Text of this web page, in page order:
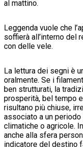
al mattino.
Leggenda vuole che
soffierà all’interno del
con delle vele.
La lettura dei segni è
oralmente. Se i
ben strutturati, la
prosperità, bel tempo
risultano più chiuse,
associato a un
climatiche o agricole.
anche alla sfera
indicatore del destino